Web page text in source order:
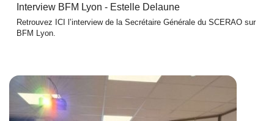
Interview BFM Lyon - Estelle Delaune
Retrouvez ICI l’interview de la Secrétaire Générale du SCERAO sur
BFM Lyon.